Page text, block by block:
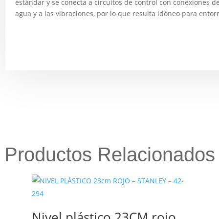
estándar y se conecta a circuitos de control con conexiones
agua y a las vibraciones, por lo que resulta idóneo para
Productos Relacionados